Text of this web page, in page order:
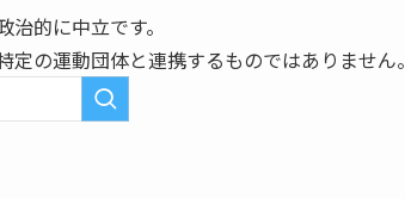
的に中立です。
の運動団体と連携するものではありません。